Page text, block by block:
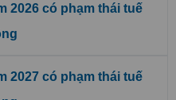
2026 có phạm thái tuế
2027 có phạm thái tuế